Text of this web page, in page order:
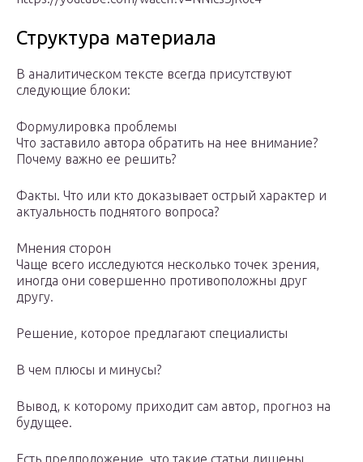
Структура материала
В аналитическом тексте всегда присутствуют
следующие блоки:
Формулировка проблемы
Что заставило автора обратить на нее внимание?
Почему важно ее решить?
Факты. Что или кто доказывает острый характер и
актуальность поднятого вопроса?
Мнения сторон
Чаще всего исследуются несколько точек зрения,
иногда они совершенно противоположны друг
другу.
Решение, которое предлагают специалисты
В чем плюсы и минусы?
Вывод, к которому приходит сам автор, прогноз на
будущее.
Есть предположение, что такие статьи лишены